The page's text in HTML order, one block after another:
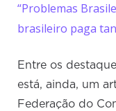
“Problemas
brasileiro paga
Entre os
está, ainda, um
Federação do